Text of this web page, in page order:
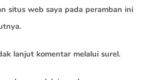
situs web saya pada peramban ini
lanjut komentar melalui surel.